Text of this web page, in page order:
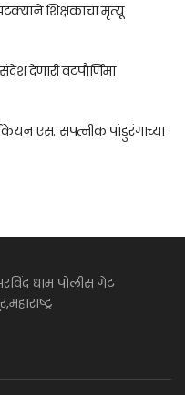
शिक्षकाचा मृत्यू
देणारी वटपौर्णिमा
एस. सपत्नीक पांडुरंगाच्या
धाम पोलीस गेट